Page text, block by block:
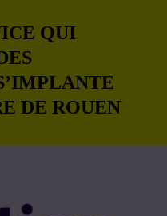
QUI
DE ROUEN